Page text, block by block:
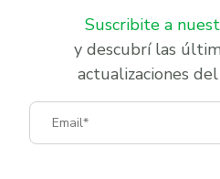
Suscribite a
y descubrí las
actualizaciones
Email